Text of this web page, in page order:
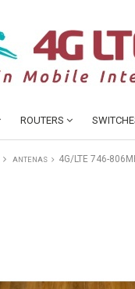
ROUTERS
ANTENAS 4G/LTE 746-